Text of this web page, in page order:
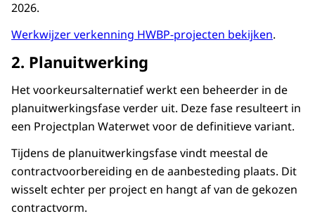
begroten” (grijs). Deze beslaat een groot deel
van de projectfasen en laat zien dat
programmering en begroting gedurende het
project worden geactualiseerd.
De onderste proceslijn is “Begeleiding”
(lichtgrijs). Deze loopt vrijwel over het volledige
project, van de vroege fases tot en met de
realisatie, en geeft aan dat begeleiding een
2026.
Werkwijzer verkenning HWBP-projecten bekijken.
2. Planuitwerking
Het voorkeursalternatief werkt een beheerder in de
planuitwerkingsfase verder uit. Deze fase resulteert in
een Projectplan Waterwet voor de definitieve variant.
Tijdens de planuitwerkingsfase vindt meestal de
contractvoorbereiding en de aanbesteding plaats. Dit
wisselt echter per project en hangt af van de gekozen
contractvorm.